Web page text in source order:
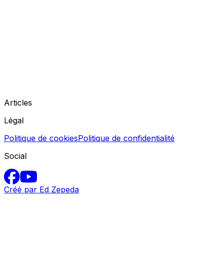
Articles
Légal
Politique de cookiesPolitique de confidentialité
Social
Créé par Ed Zepeda